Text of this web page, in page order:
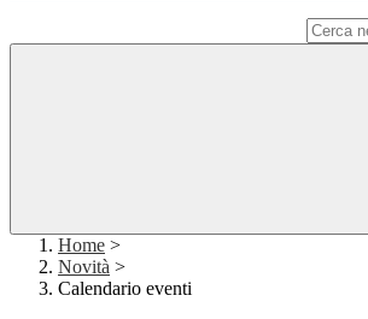
Home >
Novità >
Calendario eventi